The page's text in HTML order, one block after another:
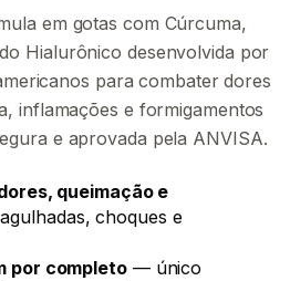
em gotas com Cúrcuma,
Hialurônico desenvolvida por
para combater dores
inflamações e formigamentos
e aprovada pela ANVISA.
queimação e
choques e
por completo— único